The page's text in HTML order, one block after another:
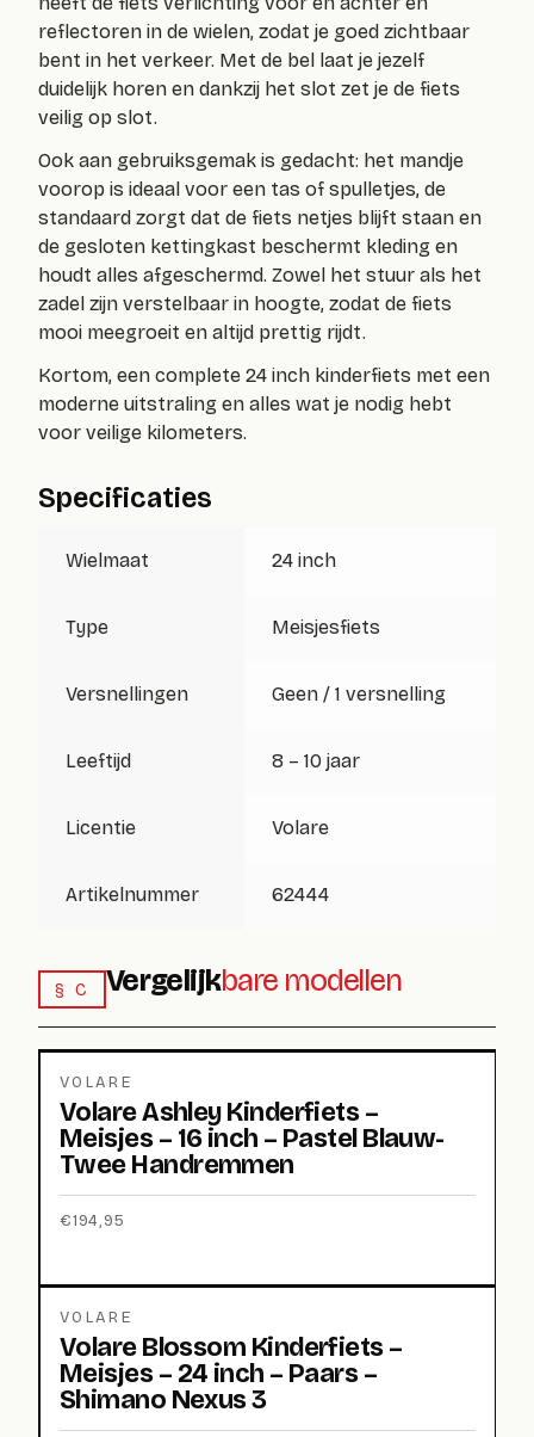
reflectoren in de wielen, zodat je goed zichtbaar
bent in het verkeer. Met de bel laat je jezelf
duidelijk horen en dankzij het slot zet je de fiets
veilig op slot.
Ook aan gebruiksgemak is gedacht: het mandje
voorop is ideaal voor een tas of spulletjes, de
standaard zorgt dat de fiets netjes blijft staan en
de gesloten kettingkast beschermt kleding en
houdt alles afgeschermd. Zowel het stuur als het
zadel zijn verstelbaar in hoogte, zodat de fiets
mooi meegroeit en altijd prettig rijdt.
Kortom, een complete 24 inch kinderfiets met een
moderne uitstraling en alles wat je nodig hebt
voor veilige kilometers.
Specificaties
Wielmaat 24 inch
Type Meisjesfiets
Versnellingen Geen / 1 versnelling
Leeftijd 8 – 10 jaar
Licentie Volare
Artikelnummer 62444
§ C Vergelijkbare modellen
VOLARE
Volare Ashley Kinderfiets –
Meisjes – 16 inch – Pastel Blauw-
Twee Handremmen
€194,95
VOLARE
Volare Blossom Kinderfiets –
Meisjes – 24 inch – Paars –
Shimano Nexus 3